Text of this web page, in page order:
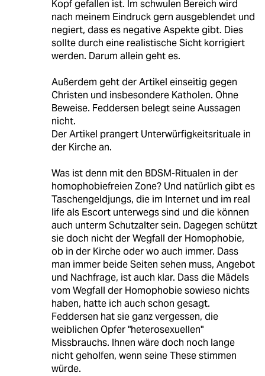
Kopf gefallen ist. Im schwulen Bereich wird
nach meinem Eindruck gern ausgeblendet und
negiert, dass es negative Aspekte gibt. Dies
sollte durch eine realistische Sicht korrigiert
werden. Darum allein geht es.
Außerdem geht der Artikel einseitig gegen
Christen und insbesondere Katholen. Ohne
Beweise. Feddersen belegt seine Aussagen
nicht.
Der Artikel prangert Unterwürfigkeitsrituale in
der Kirche an.
Was ist denn mit den BDSM-Ritualen in der
homophobiefreien Zone? Und natürlich gibt es
Taschengeldjungs, die im Internet und im real
life als Escort unterwegs sind und die können
auch unterm Schutzalter sein. Dagegen schützt
sie doch nicht der Wegfall der Homophobie,
ob in der Kirche oder wo auch immer. Dass
man immer beide Seiten sehen muss, Angebot
und Nachfrage, ist auch klar. Dass die Mädels
vom Wegfall der Homophobie sowieso nichts
haben, hatte ich auch schon gesagt.
Feddersen hat sie ganz vergessen, die
weiblichen Opfer "heterosexuellen"
Missbrauchs. Ihnen wäre doch noch lange
nicht geholfen, wenn seine These stimmen
würde.